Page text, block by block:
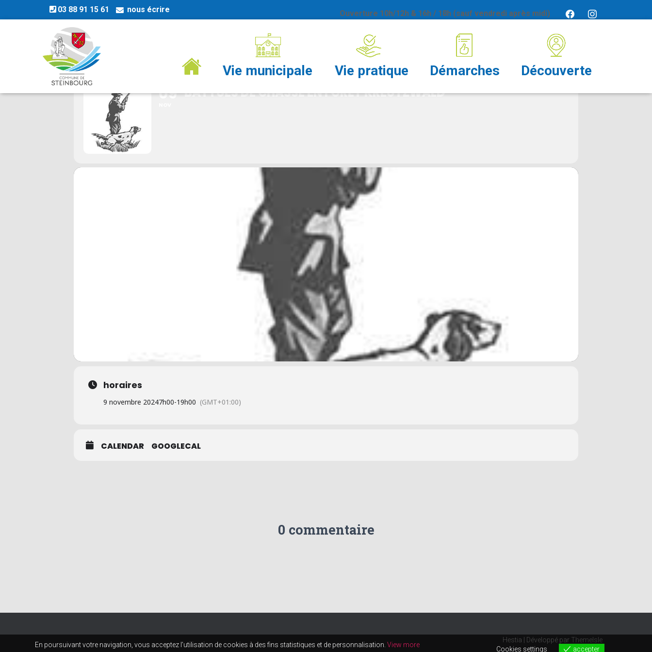
Ouverture 10h/12h & 16h / 18h (sauf vendredi après midi)
03 88 91 15 61 nous écrire
Vie municipale Vie pratique Démarches Découverte
BATTUES DE CHASSE EN FORÊT KREUTZWALD
09 BATTUES DE CHASSE EN FORÊT KREUTZWALD
horaires
9 novembre 20247h00-19h00 (GMT+01:00)
CALENDAR GOOGLECAL
0 commentaire
Hestia | Développé par ThemeIsle
En poursuivant votre navigation, vous acceptez l’utilisation de cookies à des fins statistiques et de personnalisation. View more
Cookies settings accepter